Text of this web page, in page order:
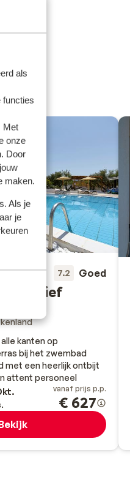
als
functies
Met
onze
Door
maken.
Als je
je
7.2 Goed
- inclusief
kanten op
bij het zwembad
met een heerlijk ontbijt
attent personeel
vanaf prijs p.p.
€ 627